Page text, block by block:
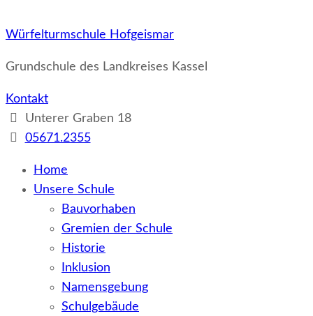
Würfelturmschule Hofgeismar
Grundschule des Landkreises Kassel
Kontakt
Unterer Graben 18
05671.2355
Home
Unsere Schule
Bauvorhaben
Gremien der Schule
Historie
Inklusion
Namensgebung
Schulgebäude